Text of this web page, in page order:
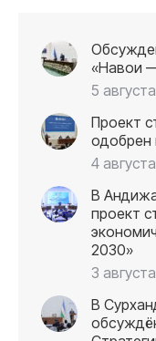
«Навои
5
Проект
одобрен
4
В
проект
2030»
3
В